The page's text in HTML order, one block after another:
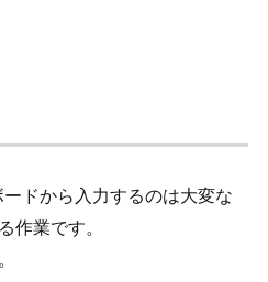
ドから入力するのは大変な
作業です。